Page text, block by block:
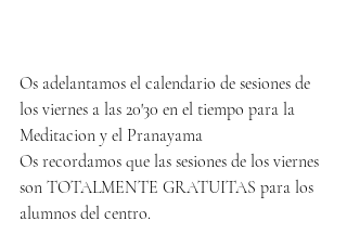
Os adelantamos el calendario de sesiones de
los viernes a las 20'30 en el tiempo para la
Meditacion y el Pranayama
Os recordamos que las sesiones de los viernes
son TOTALMENTE GRATUITAS para los
alumnos del centro.